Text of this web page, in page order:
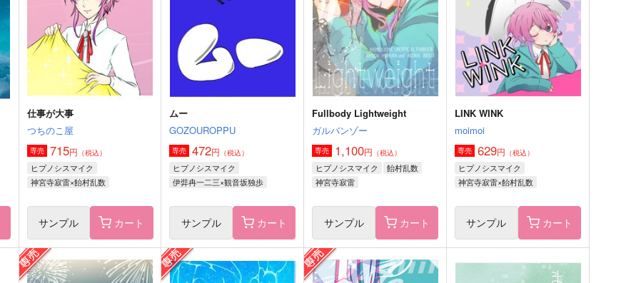
（税込）
神宮寺寂雷×飴村乱数
サンプル 作品詳細
神宮寺寂雷
サンプル 作品詳細
457 円（税込）
碧棺左馬刻×神宮寺寂雷
サンプル 作品詳細
440 （税込）
碧棺左馬刻×神宮寺寂雷
サンプル 作品詳細
仕事が大事
つちのこ屋
専売 715円 （税込）
ヒプノシスマイク
神宮寺寂雷×飴村乱数
サンプル カート
ムー
GOZOUROPPU
専売 472円 （税込）
ヒプノシスマイク
伊弉冉一二三×観音坂独歩
サンプル カート
Fullbody Lightweight
ガルバンゾー
専売 1,100円 （税込）
ヒプノシスマイク
飴村乱数
神宮寺寂雷
サンプル カート
LINK WINK
moimoi
専売 629円 （税込）
ヒプノシスマイク
神宮寺寂雷×飴村乱数
サンプル カート